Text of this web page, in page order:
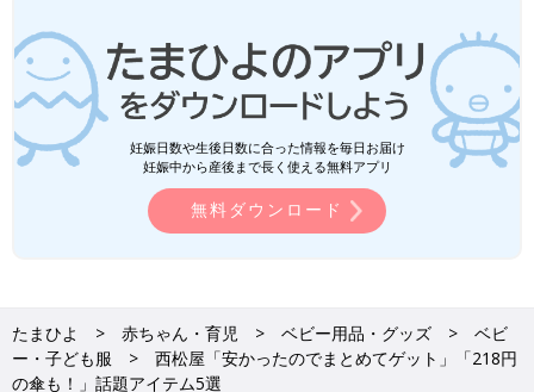
妊娠日数や生後日数に合った情報を毎日お届け
妊娠中から産後まで長く使える無料アプリ
無料ダウンロード
たまひよ 赤ちゃん・育児 ベビー用品・グッズ
ベビ
ー・子ども服
西松屋「安かったのでまとめてゲット」「218円
の傘も！」話題アイテム5選